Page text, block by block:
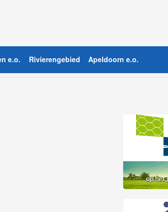
e.o. Rivierengebied Apeldoorn e.o.